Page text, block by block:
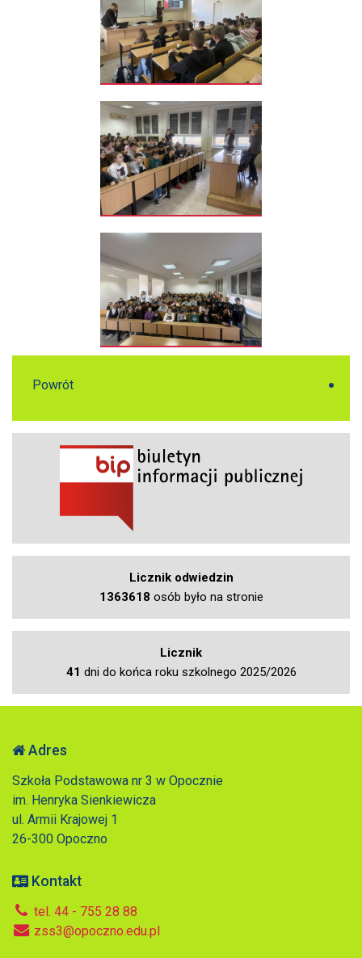
Powrót
Licznik odwiedzin
1363618 osób było na stronie
Licznik
41 dni do końca roku szkolnego 2025/2026
Adres
Szkoła Podstawowa nr 3 w Opocznie
im. Henryka Sienkiewicza
ul. Armii Krajowej 1
26-300 Opoczno
Kontakt
tel. 44 - 755 28 88
zss3@opoczno.edu.pl